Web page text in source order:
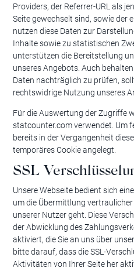
Providers, der Referrer-URL als
Seite gewechselt sind, sowie der
nutzen diese Daten zur
Inhalte sowie zu statistischen
unterstützen die Bereitstellung
unseres Angebots. Auch
Daten nachträglich zu prüfen,
rechtswidrige Nutzung unseres
Für die Auswertung der Zugriffe
statcounter.com verwendet. Um
bereits in der Vergangenheit
temporäres Cookie angelegt.
SSL
Unsere Webseite bedient sich
um die Übermittlung
unserer Nutzer geht. Diese
der Abwicklung des
aktiviert, die Sie an uns über
bitte darauf, dass die SSL-
Aktivitäten von Ihrer Seite her